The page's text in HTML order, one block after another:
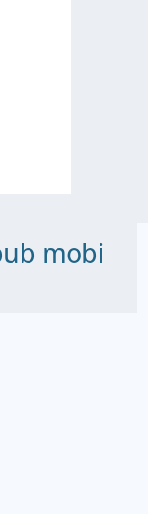
mobi